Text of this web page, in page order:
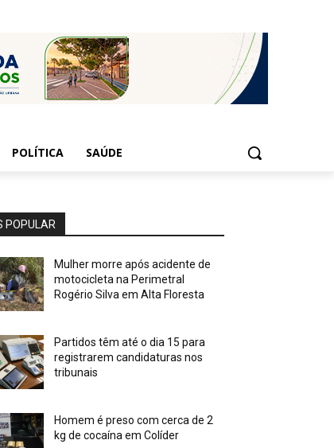
POLÍTICA SAÚDE
POPULAR
Mulher morre após acidente de
motocicleta na Perimetral
Rogério Silva em Alta Floresta
Partidos têm até o dia 15 para
registrarem candidaturas nos
tribunais
Homem é preso com cerca de 2
kg de cocaína em Colíder